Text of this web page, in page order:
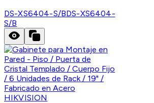
DS-XS6404-S/BDS-XS6404-
S/B
HIKVISION